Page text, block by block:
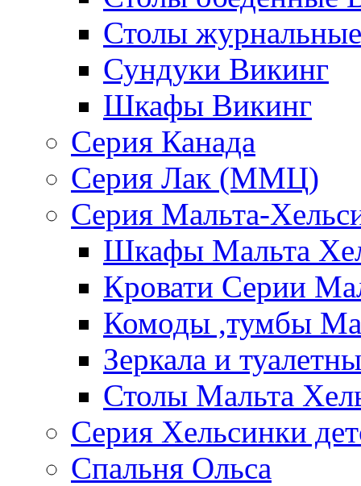
Столы
Сундуки Викинг
Шкафы Викинг
Серия Канада
Серия Лак (ММЦ)
Серия Мальта-
Шкафы Мальта
Кровати Серии
Комоды ,тумбы
Зеркала и
Столы Мальта
Серия Хельсинки
Спальня Ольса